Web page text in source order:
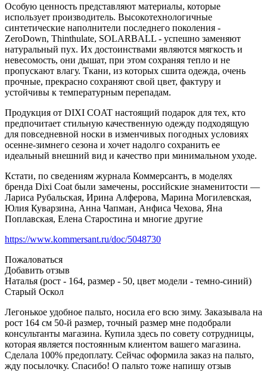
Особую ценность представляют материалы, которые
использует производитель. Высокотехнологичные
синтетические наполнители последнего поколения -
ZeroDown, Thinthulate, SOLARBALL - успешно заменяют
натуральный пух. Их достоинствами являются мягкость и
невесомость, они дышат, при этом сохраняя тепло и не
пропускают влагу. Ткани, из которых сшита одежда, очень
прочные, прекрасно сохраняют свой цвет, фактуру и
устойчивы к температурным перепадам.
Продукция от DIXI COAT настоящий подарок для тех, кто
предпочитает стильную качественную одежду подходящую
для повседневной носки в изменчивых погодных условиях
осенне-зимнего сезона и хочет надолго сохранить ее
идеальный внешний вид и качество при минимальном уходе.
Кстати, по сведениям журнала Коммерсантъ, в моделях
бренда Dixi Coat были замечены, российские знаменитости —
Лариса Рубальская, Ирина Алферова, Марина Могилевская,
Юлия Куварзина, Анна Чапман, Анфиса Чехова, Яна
Поплавская, Елена Старостина и многие другие
https://www.kommersant.ru/doc/5048730
Пожаловаться
Добавить отзыв
Наталья (рост - 164, размер - 50, цвет модели - темно-синий)
Старый Оскол
Легонькое удобное пальто, носила его всю зиму. Заказывала на
рост 164 см 50-й размер, точный размер мне подобрали
консультанты магазина. Купила здесь по совету сотрудницы,
которая является постоянным клиентом вашего магазина.
Сделала 100% предоплату. Сейчас оформила заказ на пальто,
жду посылочку. Спасибо! О пальто тоже напишу отзыв